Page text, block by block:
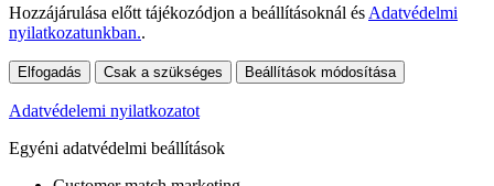
Hozzájárulása előtt tájékozódjon a beállításoknál és Adatvédelmi
nyilatkozatunkban..
Elfogadás Csak a szükséges Beállítások módosítása
Adatvédelemi nyilatkozatot
Egyéni adatvédelmi beállítások